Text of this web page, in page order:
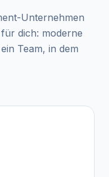
Unternehmen
dich: moderne
Team, in dem